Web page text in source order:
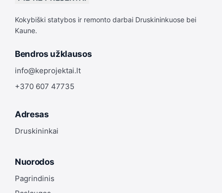
Kokybiški statybos ir remonto darbai Druskininkuose bei
Kaune.
Bendros užklausos
info@keprojektai.lt
+370 607 47735
Adresas
Druskininkai
Nuorodos
Pagrindinis